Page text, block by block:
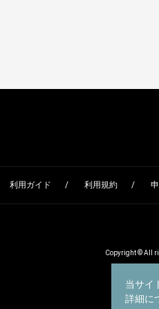
当サイ
詳細に
利用ガイド 利用規約
Copyright © All